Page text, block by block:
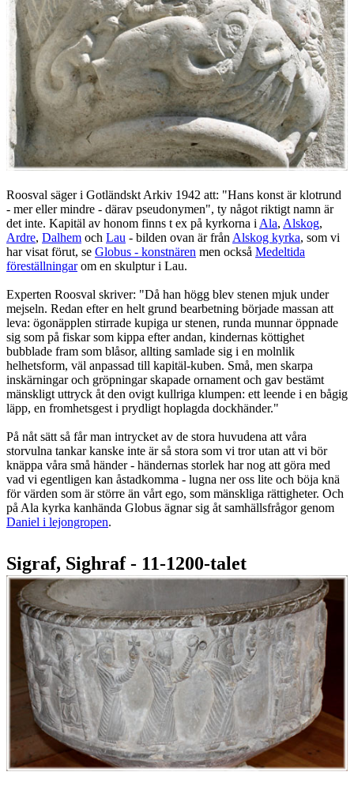
Roosval säger i Gotländskt Arkiv 1942 att: "Hans konst är klotrund
- mer eller mindre - därav pseudonymen", ty något riktigt namn är
det inte. Kapitäl av honom finns t ex på kyrkorna i Ala, Alskog,
Ardre, Dalhem och Lau - bilden ovan är från Alskog kyrka, som vi
har visat förut, se Globus - konstnären men också Medeltida
föreställningarom en skulptur i Lau.
Experten Roosval skriver: "Då han högg blev stenen mjuk under
mejseln. Redan efter en helt grund bearbetning började massan att
leva: ögonäpplen stirrade kupiga ur stenen, runda munnar öppnade
sig som på fiskar som kippa efter andan, kindernas köttighet
bubblade fram som blåsor, allting samlade sig i en molnlik
helhetsform, väl anpassad till kapitäl-kuben. Små, men skarpa
inskärningar och gröpningar skapade ornament och gav bestämt
mänskligt uttryck åt den ovigt kullriga klumpen: ett leende i en bågig
läpp, en fromhetsgest i prydligt hoplagda dockhänder."
På nåt sätt så får man intrycket av de stora huvudena att våra
storvulna tankar kanske inte är så stora som vi tror utan att vi bör
knäppa våra små händer - händernas storlek har nog att göra med
vad vi egentligen kan åstadkomma - lugna ner oss lite och böja knä
för värden som är större än vårt ego, som mänskliga rättigheter. Och
på Ala kyrka kanhända Globus ägnar sig åt samhällsfrågor genom
Daniel i lejongropen.
Sigraf, Sighraf - 11-1200-talet